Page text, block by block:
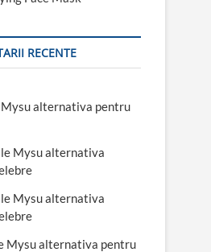
RECENTE
alternativa pentru
Mysu alternativa
Mysu alternativa
Mysu alternativa pentru